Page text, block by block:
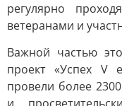
регулярно
ветеранами и
Важной частью
проект «Успех V
провели более